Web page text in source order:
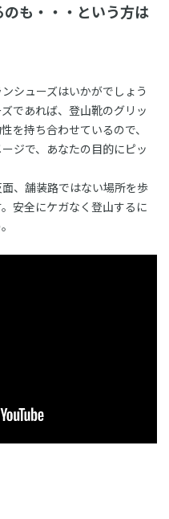
も・・・という方は
シューズはいかがでしょう
であれば、登山靴のグリッ
を持ち合わせているので、
ジで、あなたの目的にピッ
、舗装路ではない場所を歩
安全にケガなく登山するに